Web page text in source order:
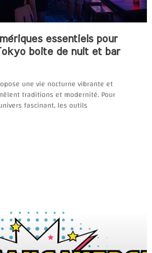
essentiels pour
boite de nuit et bar
une vie nocturne vibrante et
traditions et modernité. Pour
fascinant, les outils